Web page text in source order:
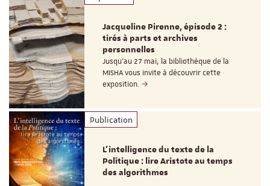
Jacqueline Pirenne, épisode 2 :
tirés à parts et archives
personnelles
Jusqu’au 27 mai, la bibliothèque de la
MISHA vous invite à découvrir cette
exposition.
Publication
L’intelligence du texte de la
Politique : lire Aristote au temps
des algorithmes